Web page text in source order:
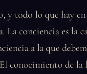
y todo lo que hay
La conciencia es la
a la que
conocimiento de la